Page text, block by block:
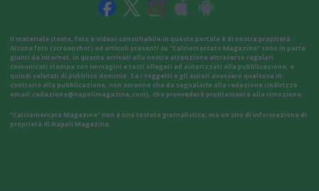
Il materiale (testo, foto e video) consultabile in questo portale è di nostra proprietà.
Alcune foto (screenshot) ed articoli presenti su "Calciomercato Magazine" sono in parte
giunti da internet, in quanto arrivati alla nostra attenzione attraverso regolari
comunicati stampa con immagini e testi allegati ed autorizzati alla pubblicazione, e
quindi valutati di pubblico dominio. Se i soggetti o gli autori avessero qualcosa in
contrario alla pubblicazione, non avranno che da segnalarlo alla redazione (indirizzo
email: redazione@napolimagazine.com), che provvederà prontamente alla rimozione.
"Calciomercato Magazine" non è una testata giornalistica, ma un sito di informazione di
proprietà di Napoli Magazine.